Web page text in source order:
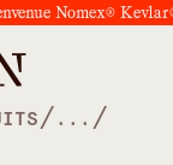
Nomex®
/ ... /